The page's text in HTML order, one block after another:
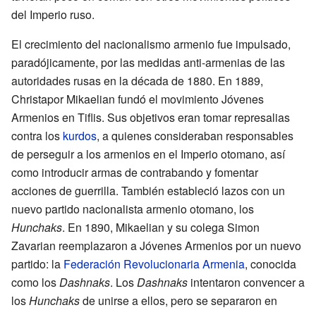
del Imperio ruso.
El crecimiento del nacionalismo armenio fue impulsado,
paradójicamente, por las medidas anti-armenias de las
autoridades rusas en la década de 1880. En 1889,
Christapor Mikaelian fundó el movimiento Jóvenes
Armenios en Tiflis. Sus objetivos eran tomar represalias
contra los kurdos, a quienes consideraban responsables
de perseguir a los armenios en el Imperio otomano, así
como introducir armas de contrabando y fomentar
acciones de guerrilla. También estableció lazos con un
nuevo partido nacionalista armenio otomano, los
Hunchaks. En 1890, Mikaelian y su colega Simon
Zavarian reemplazaron a Jóvenes Armenios por un nuevo
partido: la Federación Revolucionaria Armenia, conocida
como losDashnaks. LosDashnaks intentaron convencer a
losHunchaksde unirse a ellos, pero se separaron en